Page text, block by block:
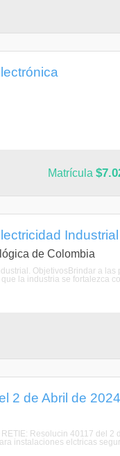
Matrícula
de Colombia
ObjetivosBrindar a
la industria se fortalezca
2 de Abril de
Resolucin 40117 del
instalaciones elctricas